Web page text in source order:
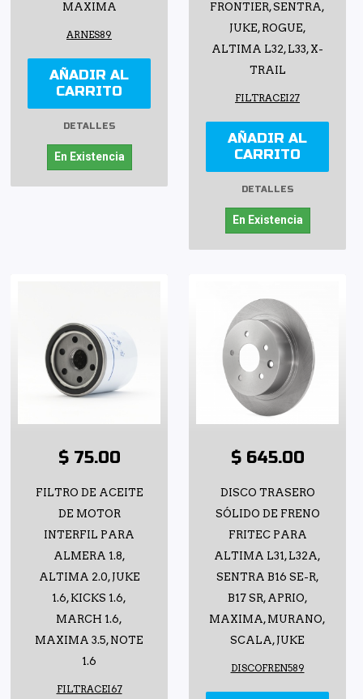
MAXIMA
ARNES89
AÑADIR AL
CARRITO
DETALLES
En Existencia
FRONTIER, SENTRA,
JUKE, ROGUE,
ALTIMA L32, L33, X-
TRAIL
FILTRACEI27
AÑADIR AL
CARRITO
DETALLES
En Existencia
$ 75.00
FILTRO DE ACEITE
DE MOTOR
INTERFIL PARA
ALMERA 1.8,
ALTIMA 2.0, JUKE
1.6, KICKS 1.6,
MARCH 1.6,
MAXIMA 3.5, NOTE
1.6
FILTRACEI67
$ 645.00
DISCO TRASERO
SÓLIDO DE FRENO
FRITEC PARA
ALTIMA L31, L32A,
SENTRA B16 SE-R,
B17 SR, APRIO,
MAXIMA, MURANO,
SCALA, JUKE
DISCOFREN589